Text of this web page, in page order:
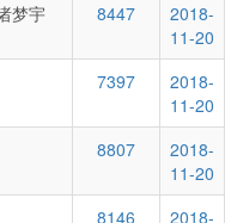
梦宇 8447
2018-
11-20
7397
2018-
11-20
8807
2018-
11-20
8146
2018-